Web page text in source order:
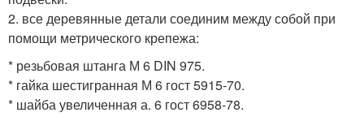
2. все деревянные детали соединим между собой при
помощи метрического крепежа:
* резьбовая штанга М 6 DIN 975.
* гайка шестигранная М 6 гост 5915-70.
* шайба увеличенная а. 6 гост 6958-78.